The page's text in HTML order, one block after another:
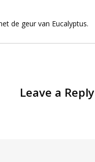
de geur van Eucalyptus.
Leave a Reply